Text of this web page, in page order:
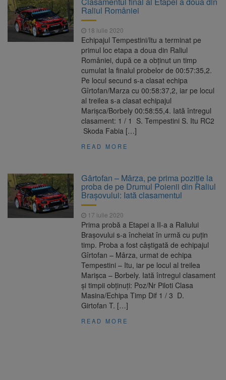
persoane primesc îngrijiri medicale
8 august 2026
Se schimbă examenul de
medic specialist. Subiecte unice în toată țara,
aceeași oră și același barem
8 august 2026
8 august ar putea deveni
Ziua Europeană de Comemorare a Victimelor
Accidentelor de Muncă
Am început demolarea
fostului complex Duplex 91, de lângă Piața
Raliul României
18 iulie 2020
Echipajul Tempestini/Itu a terminat pe
primul loc etapa a doua din Raliul
României, după ce a obținut un timp
cumulat la finalul probelor de 00:57:35,2.
Pe locul secund s-a clasat echipa
Gîrtofan/Marza cu 00:58:37,2, iar pe locul
al treilea s-a clasat echipajul
Marișca/Borbely 00:58:55,4. Iată întregul
clasament: 1 / 1 S. Tempestini S. Itu RC2
Skoda Fabia […]
READ MORE
Gârtofan – Mârza, pe prima poziție la
proba de pe Drumul Poienii din Raliul
Brașovului: Iată clasamentul
17 iulie 2020
Prima probă a Etapei a II-a a Raliului
Brașovului s-a încheiat în urmă cu puțin
timp. Proba a fost câștigată de echipajul
Gîrtofan – Mârza, urmat de echipa
Tempestini – Itu, iar pe locul al treilea
Marișca – Borbely. Iată întregul clasament
și timpii obținuți: Poz/Nr Piloti Clasa
Masina/Echipa Timp Dif 1 / 3 D.
Girtofan T. […]
READ MORE